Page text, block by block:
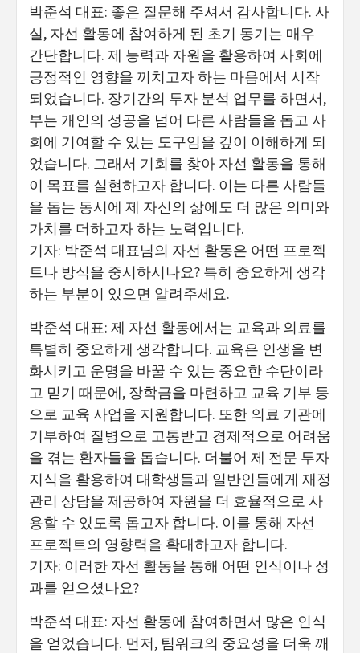
박준석 대표: 좋은 질문해 주셔서 감사합니다. 사
실, 자선 활동에 참여하게 된 초기 동기는 매우
간단합니다. 제 능력과 자원을 활용하여 사회에
긍정적인 영향을 끼치고자 하는 마음에서 시작
되었습니다. 장기간의 투자 분석 업무를 하면서,
부는 개인의 성공을 넘어 다른 사람들을 돕고 사
회에 기여할 수 있는 도구임을 깊이 이해하게 되
었습니다. 그래서 기회를 찾아 자선 활동을 통해
이 목표를 실현하고자 합니다. 이는 다른 사람들
을 돕는 동시에 제 자신의 삶에도 더 많은 의미와
가치를 더하고자 하는 노력입니다.
기자: 박준석 대표님의 자선 활동은 어떤 프로젝
트나 방식을 중시하시나요? 특히 중요하게 생각
하는 부분이 있으면 알려주세요.
박준석 대표: 제 자선 활동에서는 교육과 의료를
특별히 중요하게 생각합니다. 교육은 인생을 변
화시키고 운명을 바꿀 수 있는 중요한 수단이라
고 믿기 때문에, 장학금을 마련하고 교육 기부 등
으로 교육 사업을 지원합니다. 또한 의료 기관에
기부하여 질병으로 고통받고 경제적으로 어려움
을 겪는 환자들을 돕습니다. 더불어 제 전문 투자
지식을 활용하여 대학생들과 일반인들에게 재정
관리 상담을 제공하여 자원을 더 효율적으로 사
용할 수 있도록 돕고자 합니다. 이를 통해 자선
프로젝트의 영향력을 확대하고자 합니다.
기자: 이러한 자선 활동을 통해 어떤 인식이나 성
과를 얻으셨나요?
박준석 대표: 자선 활동에 참여하면서 많은 인식
을 얻었습니다. 먼저, 팀워크의 중요성을 더욱 깨